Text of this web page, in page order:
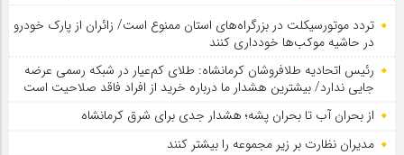
تردد موتورسیکلت در بزرگراه‌های استان ممنوع است/ زائران از پارک خودرو
در حاشیه موکب‌ها خودداری کنند
رئیس اتحادیه طلافروشان کرمانشاه: طلای کم‌عیار در شبکه رسمی عرضه
جایی ندارد/ بیشترین هشدار ما درباره خرید از افراد فاقد صلاحیت است
از بحران آب تا بحران پشه؛ هشدار جدی برای شرق کرمانشاه
مدیران نظارت بر زیر مجموعه را بیشتر کنند